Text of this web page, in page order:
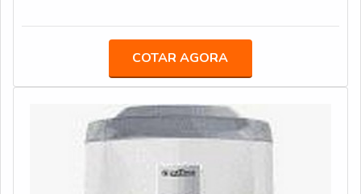
A empresa oferece opções como bebedouro de pressão
acionado por pedal e bebedouro master CGA com ótima
qualidade e precisão.Garantimos a satisfação dos
clientes através de um atendimento singular, por meio
Veneza Filtros é uma empresa que tem se destacado da
concorrência pela seriedade e qualidade que fecha todo
exaustão de ar e, ainda, em painéis elétricos.É
IMPORTANTE RECEBER MAIS INFORMAÇÕES
SOBRE O PRODUTOExistem diversos usos para um
filtro. O importante é que, para qualquer uma dessas
aplicações, o filtro seja adquirido com uma fabricante
COTAR AGORA